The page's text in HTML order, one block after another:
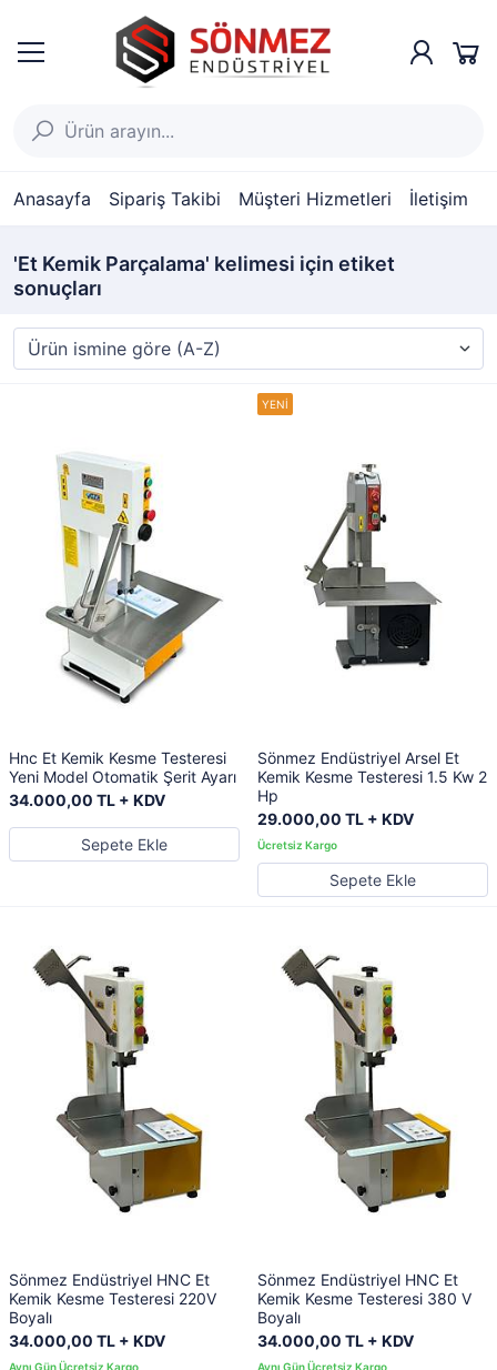
Anasayfa Sipariş Takibi Müşteri Hizmetleri İletişim
'Et Kemik Parçalama' kelimesi için etiket
sonuçları
Hnc Et Kemik Kesme Testeresi
Yeni Model Otomatik Şerit Ayarı
34.000,00 TL + KDV
Sepete Ekle
Sönmez Endüstriyel Arsel Et
Kemik Kesme Testeresi 1.5 Kw 2
Hp
29.000,00 TL + KDV
Sepete Ekle
Sönmez Endüstriyel HNC Et
Kemik Kesme Testeresi 220V
Boyalı
34.000,00 TL + KDV
Sönmez Endüstriyel HNC Et
Kemik Kesme Testeresi 380 V
Boyalı
34.000,00 TL + KDV